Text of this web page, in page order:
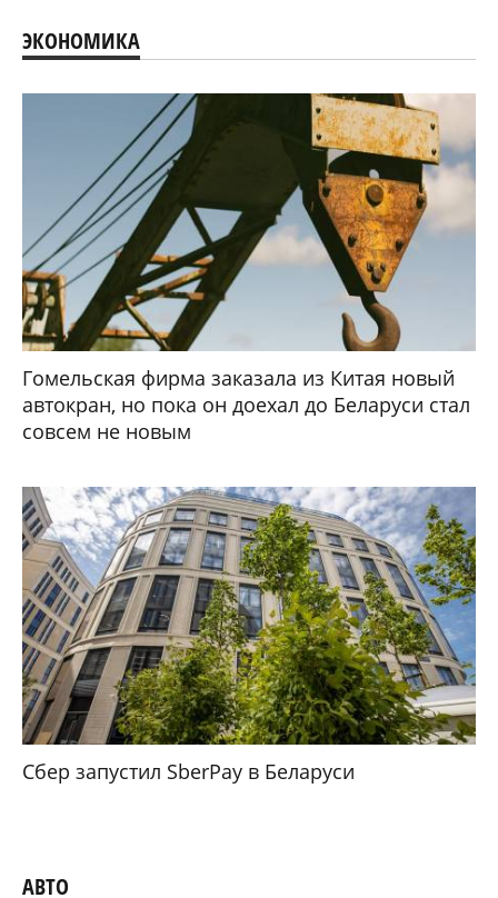
ЭКОНОМИКА
Гомельская фирма заказала из Китая новый
автокран, но пока он доехал до Беларуси стал
совсем не новым
Сбер запустил SberPay в Беларуси
АВТО